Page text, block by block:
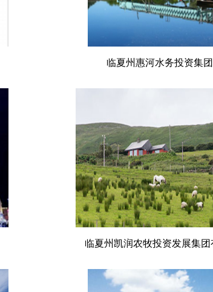
临夏州惠河水务投资集
临夏州凯润农牧投资发展集团